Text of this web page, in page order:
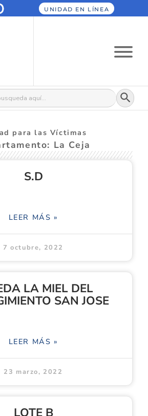
UNIDAD EN LÍNEA
Botón
para las Víctimas
La Ceja
S.D
LEER MÁS »
7 octubre, 2022
LA MIEL DEL
SAN JOSE
LEER MÁS »
23 marzo, 2022
LOTE B